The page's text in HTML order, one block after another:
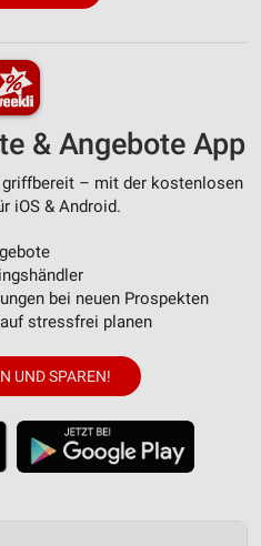
& Angebote App
– mit der kostenlosen
iOS & Android.
bei neuen Prospekten
stressfrei planen
UND SPAREN!